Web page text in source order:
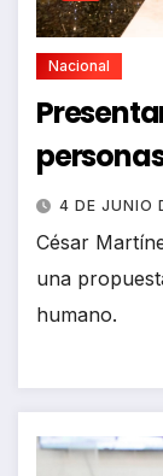
Nacional
4 DE JUNIO
César
una
humano.